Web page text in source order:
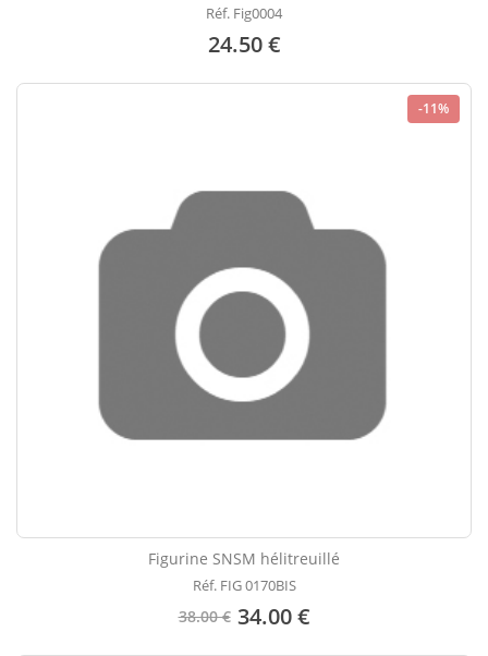
Réf. Fig0004
24.50 €
-11%
Figurine SNSM hélitreuillé
Réf. FIG 0170BIS
38.00 € 34.00 €